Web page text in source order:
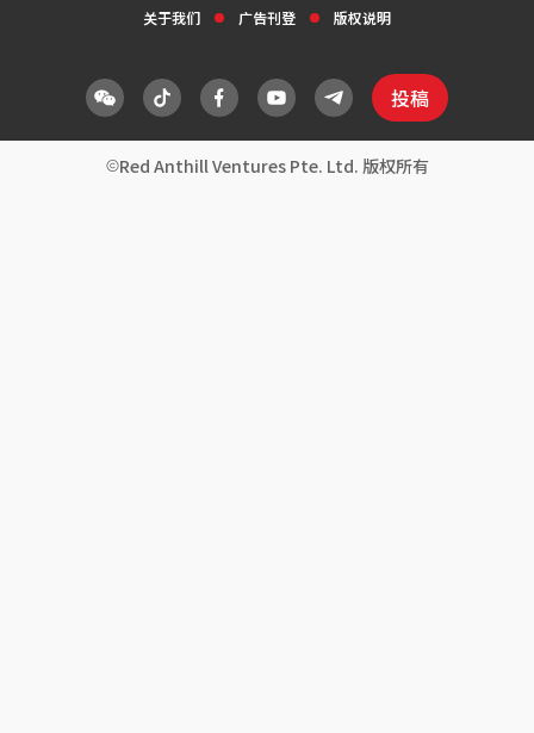
关于我们 广告刊登 版权说明
投稿
Red Anthill Ventures Pte. Ltd. 版权所有